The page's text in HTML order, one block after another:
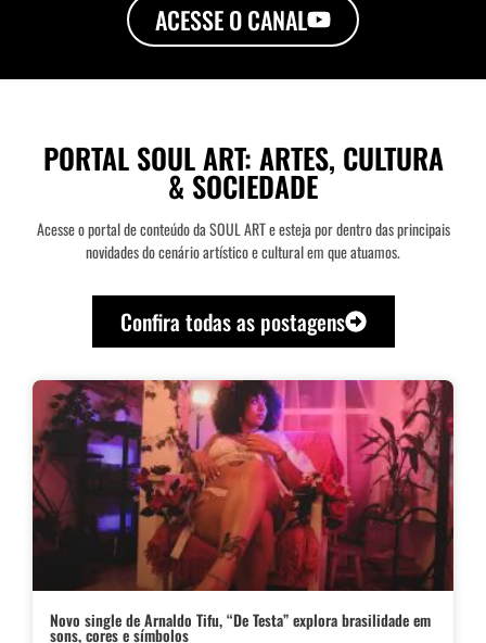
ACESSE O CANAL
PORTAL SOUL ART: ARTES, CULTURA
& SOCIEDADE
Acesse o portal de conteúdo da SOUL ART e esteja por dentro das principais
novidades do cenário artístico e cultural em que atuamos.
Confira todas as postagens
Novo single de Arnaldo Tifu, “De Testa” explora brasilidade em
sons, cores e símbolos